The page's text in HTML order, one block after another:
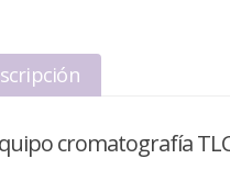
cromatografía